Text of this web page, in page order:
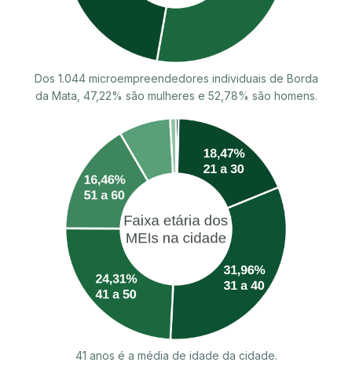
Dos 1.044 microempreendedores individuais de Borda
da Mata, 47,22% são mulheres e 52,78% são homens.
41 anos é a média de idade da cidade.